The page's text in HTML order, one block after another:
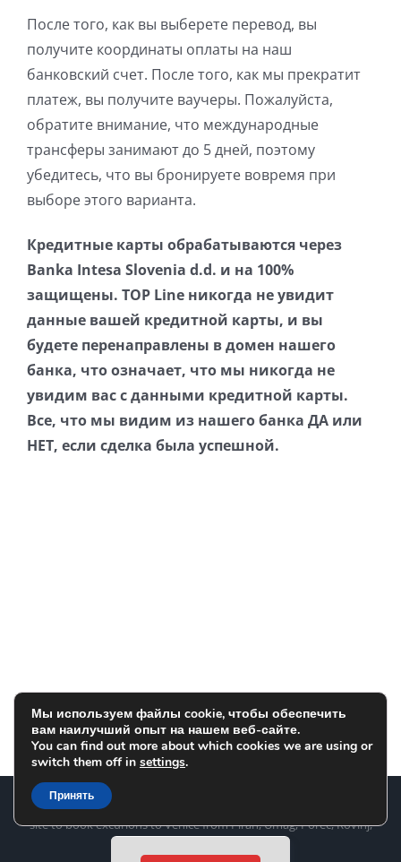
После того, как вы выберете перевод, вы
получите координаты оплаты на наш
банковский счет. После того, как мы прекратит
платеж, вы получите ваучеры. Пожалуйста,
обратите внимание, что международные
трансферы занимают до 5 дней, поэтому
убедитесь, что вы бронируете вовремя при
выборе этого варианта.
Кредитные карты обрабатываются через
Banka Intesa Slovenia d.d. и на 100%
защищены. TOP Line никогда не увидит
данные вашей кредитной карты, и вы
будете перенаправлены в домен нашего
банка, что означает, что мы никогда не
увидим вас с данными кредитной карты.
Все, что мы видим из нашего банка ДА или
НЕТ, если сделка была успешной.
Copyright2026 TOP Line d.o.o. Portorož www.venice.si is a web
site to book excurions to Venice from Piran, Umag, Poreč, Rovinj,
Мы используем файлы cookie, чтобы обеспечить
вам наилучший опыт на нашем веб-сайте.
You can find out more about which cookies we are using or
switch them off in settings.
Принять